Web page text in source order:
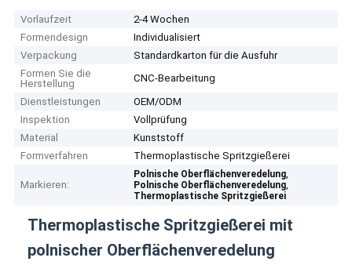
Vorlaufzeit
2-4 Wochen
Formendesign
Individualisiert
Verpackung
Standardkarton für die Ausfuhr
Formen Sie die
Herstellung
CNC-Bearbeitung
Dienstleistungen
OEM/ODM
Inspektion
Vollprüfung
Material
Kunststoff
Formverfahren
Thermoplastische Spritzgießerei
Markieren:
Polnische Oberflächenveredelung,
Polnische Oberflächenveredelung,
Thermoplastische Spritzgießerei
Thermoplastische Spritzgießerei mit
polnischer Oberflächenveredelung